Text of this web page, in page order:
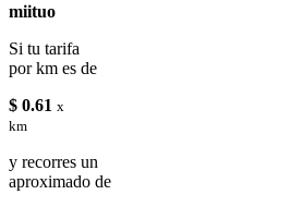
miituo
Si tu tarifa
por km es de
$ 0.61 x
km
y recorres un
aproximado de